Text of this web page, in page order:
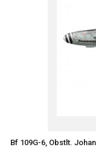
Bf 109G-6, Obstlt.